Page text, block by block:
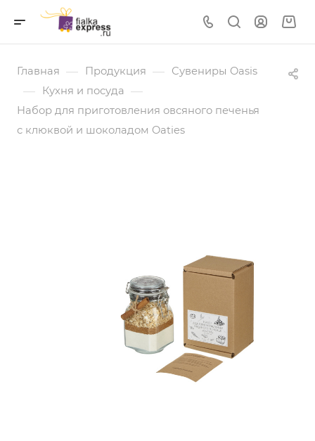
Главная — Продукция — Сувениры Oasis
— Кухня и посуда —
Набор для приготовления овсяного печенья
с клюквой и шоколадом Oaties